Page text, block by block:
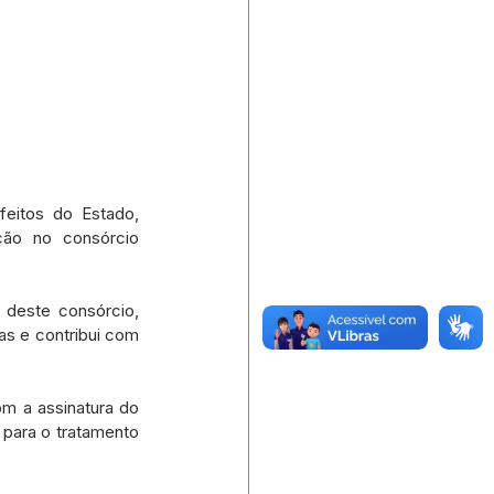
do Estado,
no consórcio
consórcio,
e contribui com
a assinatura do
o tratamento